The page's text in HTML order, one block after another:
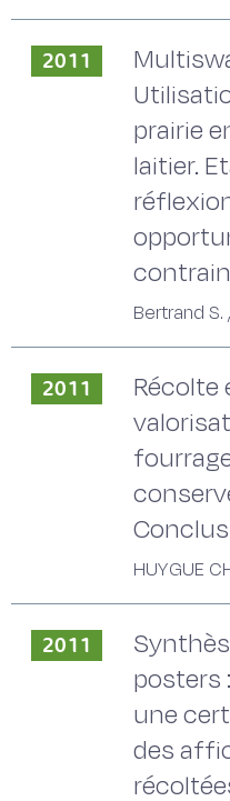
2011
prairie
laitier.
Bertrand S.
2011
Récolte
HUYGUE
2011
posters
une
des